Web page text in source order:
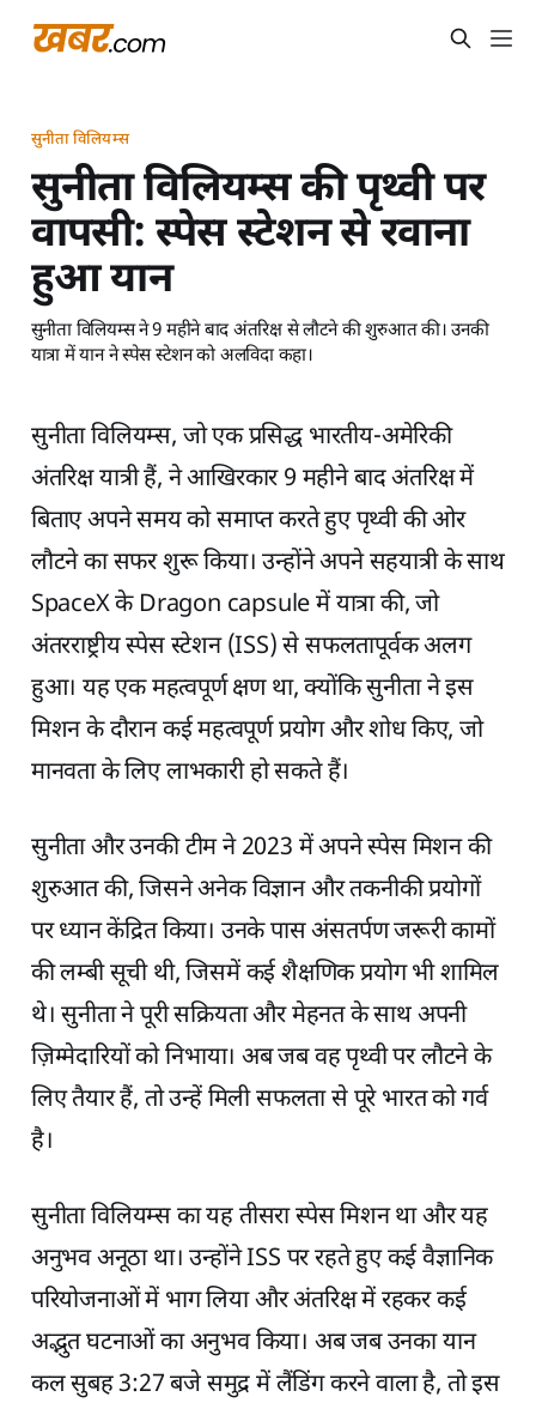
सुनीता विलियम्स
सुनीता विलियम्स की पृथ्वी पर
वापसी: स्पेस स्टेशन से रवाना
हुआ यान
सुनीता विलियम्स ने 9 महीने बाद अंतरिक्ष से लौटने की शुरुआत की। उनकी
यात्रा में यान ने स्पेस स्टेशन को अलविदा कहा।
सुनीता विलियम्स, जो एक प्रसिद्ध भारतीय-अमेरिकी
अंतरिक्ष यात्री हैं, ने आखिरकार 9 महीने बाद अंतरिक्ष में
बिताए अपने समय को समाप्त करते हुए पृथ्वी की ओर
लौटने का सफर शुरू किया। उन्होंने अपने सहयात्री के साथ
SpaceX के Dragon capsule में यात्रा की, जो
अंतरराष्ट्रीय स्पेस स्टेशन (ISS) से सफलतापूर्वक अलग
हुआ। यह एक महत्वपूर्ण क्षण था, क्योंकि सुनीता ने इस
मिशन के दौरान कई महत्वपूर्ण प्रयोग और शोध किए, जो
मानवता के लिए लाभकारी हो सकते हैं।
सुनीता और उनकी टीम ने 2023 में अपने स्पेस मिशन की
शुरुआत की, जिसने अनेक विज्ञान और तकनीकी प्रयोगों
पर ध्यान केंद्रित किया। उनके पास अंसतर्पण जरूरी कामों
की लम्बी सूची थी, जिसमें कई शैक्षणिक प्रयोग भी शामिल
थे। सुनीता ने पूरी सक्रियता और मेहनत के साथ अपनी
ज़िम्मेदारियों को निभाया। अब जब वह पृथ्वी पर लौटने के
लिए तैयार हैं, तो उन्हें मिली सफलता से पूरे भारत को गर्व
है।
सुनीता विलियम्स का यह तीसरा स्पेस मिशन था और यह
अनुभव अनूठा था। उन्होंने ISS पर रहते हुए कई वैज्ञानिक
परियोजनाओं में भाग लिया और अंतरिक्ष में रहकर कई
अद्भुत घटनाओं का अनुभव किया। अब जब उनका यान
कल सुबह 3:27 बजे समुद्र में लैंडिंग करने वाला है, तो इस